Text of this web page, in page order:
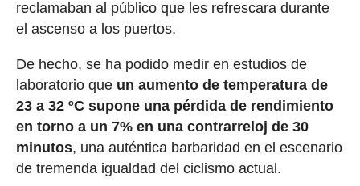
reclamaban al público que les refrescara durante
el ascenso a los puertos.
De hecho, se ha podido medir en estudios de
laboratorio que un aumento de temperatura de
23 a 32 ºC supone una pérdida de rendimiento
en torno a un 7% en una contrarreloj de 30
minutos, una auténtica barbaridad en el escenario
de tremenda igualdad del ciclismo actual.